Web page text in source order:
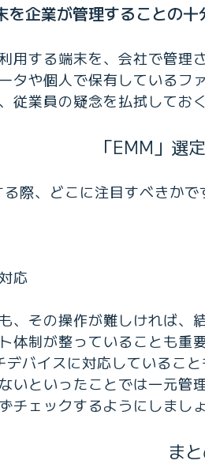
企業が管理することの十
用する端末を、会社で管理
タや個人で保有しているフ
従業員の疑念を払拭してお
「EMM」選
際、どこに注目すべきかで
応
、その操作が難しければ、
体制が整っていることも
デバイスに対応しているこ
いといったことでは一元
チェックするようにしましょ
ま